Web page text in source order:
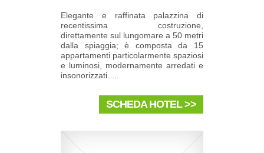
Elegante e raffinata palazzina di
recentissima costruzione,
direttamente sul lungomare a 50 metri
dalla spiaggia; è composta da 15
appartamenti particolarmente spaziosi
e luminosi, modernamente arredati e
insonorizzati. ...
SCHEDA HOTEL >>